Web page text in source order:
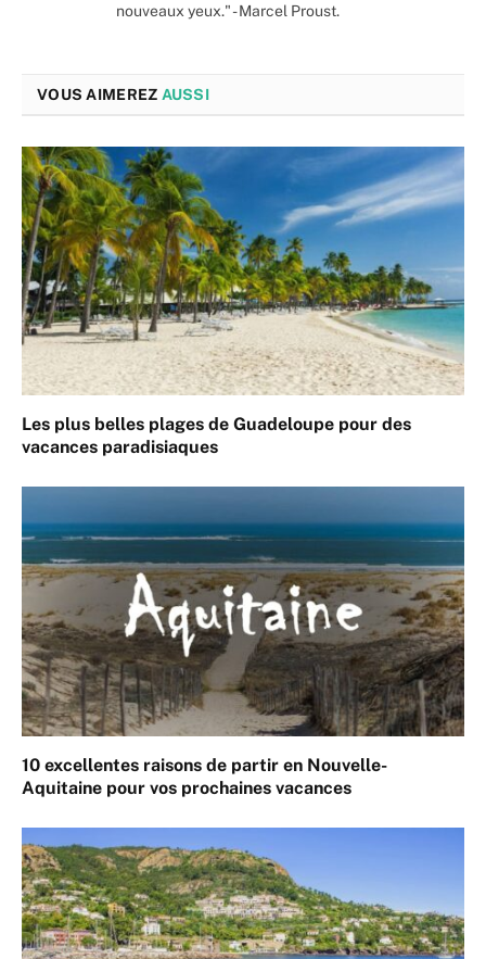
nouveaux yeux." - Marcel Proust.
VOUS AIMEREZ AUSSI
Les plus belles plages de Guadeloupe pour des
vacances paradisiaques
10 excellentes raisons de partir en Nouvelle-
Aquitaine pour vos prochaines vacances